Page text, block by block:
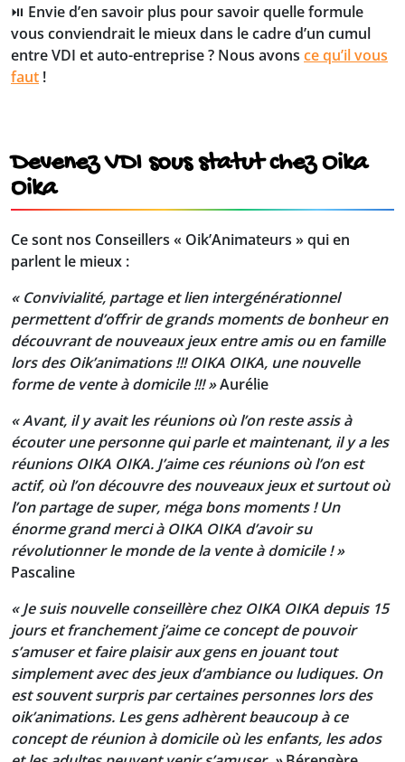
⏯️ Envie d’en savoir plus pour savoir quelle formule
vous conviendrait le mieux dans le cadre d’un cumul
entre VDI et auto-entreprise ? Nous avons ce qu’il vous
faut !
Devenez VDI sous statut chez Oika
Oika
Ce sont nos Conseillers « Oik’Animateurs » qui en
parlent le mieux :
« Convivialité, partage et lien intergénérationnel
permettent d’offrir de grands moments de bonheur en
découvrant de nouveaux jeux entre amis ou en famille
lors des Oik’animations !!! OIKA OIKA, une nouvelle
forme de vente à domicile !!! »Aurélie
« Avant, il y avait les réunions où l’on reste assis à
écouter une personne qui parle et maintenant, il y a les
réunions OIKA OIKA. J’aime ces réunions où l’on est
actif, où l’on découvre des nouveaux jeux et surtout où
l’on partage de super, méga bons moments ! Un
énorme grand merci à OIKA OIKA d’avoir su
révolutionner le monde de la vente à domicile ! »
Pascaline
« Je suis nouvelle conseillère chez OIKA OIKA depuis 15
jours et franchement j’aime ce concept de pouvoir
s’amuser et faire plaisir aux gens en jouant tout
simplement avec des jeux d’ambiance ou ludiques. On
est souvent surpris par certaines personnes lors des
oik’animations. Les gens adhèrent beaucoup à ce
concept de réunion à domicile où les enfants, les ados